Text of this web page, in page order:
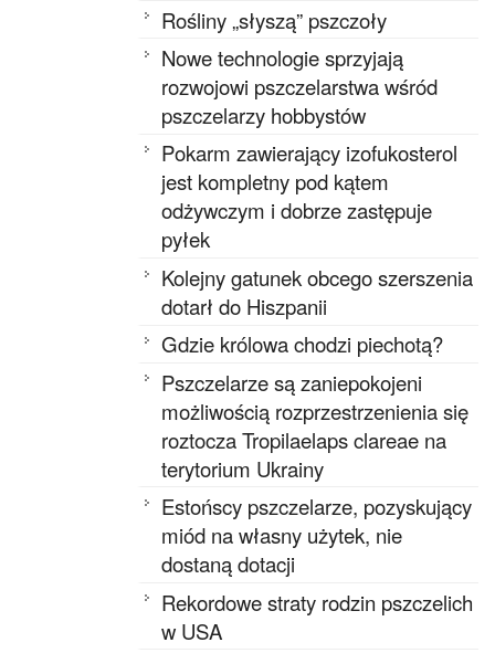
Rośliny „słyszą” pszczoły
Nowe technologie sprzyjają
rozwojowi pszczelarstwa wśród
pszczelarzy hobbystów
Pokarm zawierający izofukosterol
jest kompletny pod kątem
odżywczym i dobrze zastępuje
pyłek
Kolejny gatunek obcego szerszenia
dotarł do Hiszpanii
Gdzie królowa chodzi piechotą?
Pszczelarze są zaniepokojeni
możliwością rozprzestrzenienia się
roztocza Tropilaelaps clareae na
terytorium Ukrainy
Estońscy pszczelarze, pozyskujący
miód na własny użytek, nie
dostaną dotacji
Rekordowe straty rodzin pszczelich
w USA